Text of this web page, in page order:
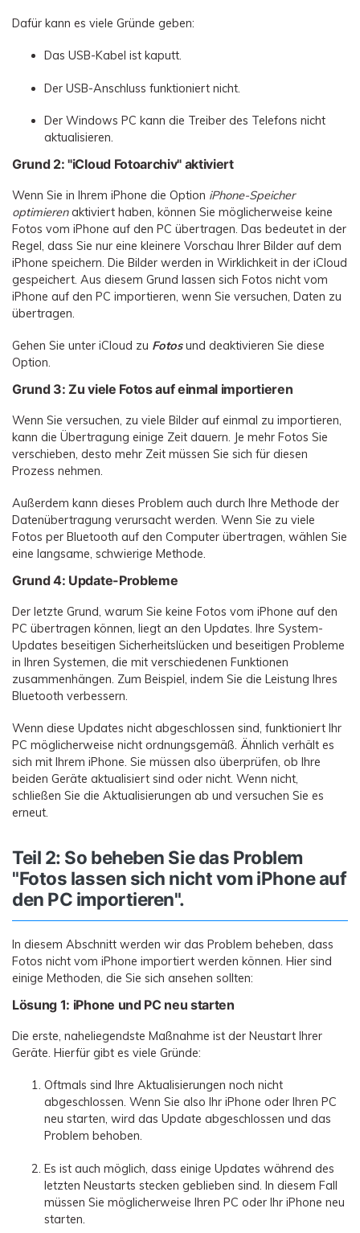
Dafür kann es viele Gründe geben:
Das USB-Kabel ist kaputt.
Der USB-Anschluss funktioniert nicht.
Der Windows PC kann die Treiber des Telefons nicht
aktualisieren.
Grund 2: "iCloud Fotoarchiv" aktiviert
Wenn Sie in Ihrem iPhone die Option iPhone-Speicher
optimierenaktiviert haben, können Sie möglicherweise keine
Fotos vom iPhone auf den PC übertragen. Das bedeutet in der
Regel, dass Sie nur eine kleinere Vorschau Ihrer Bilder auf dem
iPhone speichern. Die Bilder werden in Wirklichkeit in der iCloud
gespeichert. Aus diesem Grund lassen sich Fotos nicht vom
iPhone auf den PC importieren, wenn Sie versuchen, Daten zu
übertragen.
Gehen Sie unter iCloud zu Fotosund deaktivieren Sie diese
Option.
Grund 3: Zu viele Fotos auf einmal importieren
Wenn Sie versuchen, zu viele Bilder auf einmal zu importieren,
kann die Übertragung einige Zeit dauern. Je mehr Fotos Sie
verschieben, desto mehr Zeit müssen Sie sich für diesen
Prozess nehmen.
Außerdem kann dieses Problem auch durch Ihre Methode der
Datenübertragung verursacht werden. Wenn Sie zu viele
Fotos per Bluetooth auf den Computer übertragen, wählen Sie
eine langsame, schwierige Methode.
Grund 4: Update-Probleme
Der letzte Grund, warum Sie keine Fotos vom iPhone auf den
PC übertragen können, liegt an den Updates. Ihre System-
Updates beseitigen Sicherheitslücken und beseitigen Probleme
in Ihren Systemen, die mit verschiedenen Funktionen
zusammenhängen. Zum Beispiel, indem Sie die Leistung Ihres
Bluetooth verbessern.
Wenn diese Updates nicht abgeschlossen sind, funktioniert Ihr
PC möglicherweise nicht ordnungsgemäß. Ähnlich verhält es
sich mit Ihrem iPhone. Sie müssen also überprüfen, ob Ihre
beiden Geräte aktualisiert sind oder nicht. Wenn nicht,
schließen Sie die Aktualisierungen ab und versuchen Sie es
erneut.
Teil 2: So beheben Sie das Problem
"Fotos lassen sich nicht vom iPhone auf
den PC importieren".
In diesem Abschnitt werden wir das Problem beheben, dass
Fotos nicht vom iPhone importiert werden können. Hier sind
einige Methoden, die Sie sich ansehen sollten:
Lösung 1: iPhone und PC neu starten
Die erste, naheliegendste Maßnahme ist der Neustart Ihrer
Geräte. Hierfür gibt es viele Gründe:
Oftmals sind Ihre Aktualisierungen noch nicht
abgeschlossen. Wenn Sie also Ihr iPhone oder Ihren PC
neu starten, wird das Update abgeschlossen und das
Problem behoben.
Es ist auch möglich, dass einige Updates während des
letzten Neustarts stecken geblieben sind. In diesem Fall
müssen Sie möglicherweise Ihren PC oder Ihr iPhone neu
starten.